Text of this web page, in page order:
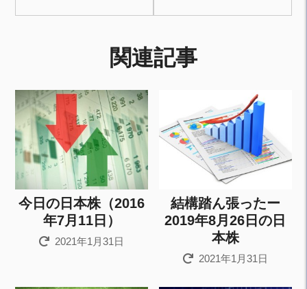
関連記事
今日の日本株（2016
年7月11日）
2021年1月31日
結構踏ん張ったー
2019年8月26日の日
本株
2021年1月31日